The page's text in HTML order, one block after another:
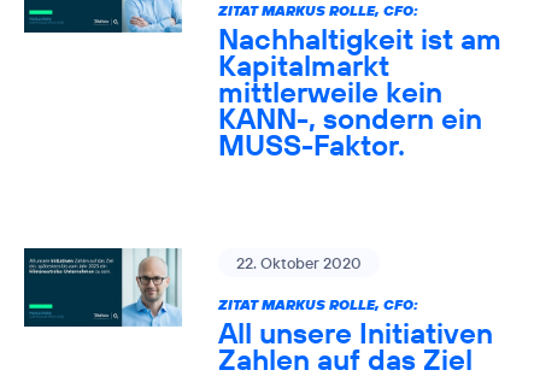
ZITAT MARKUS ROLLE, CFO:
Nachhaltigkeit ist am
Kapitalmarkt
mittlerweile kein
KANN-, sondern ein
MUSS-Faktor.
22. Oktober 2020
ZITAT MARKUS ROLLE, CFO:
All unsere Initiativen
Zahlen auf das Ziel